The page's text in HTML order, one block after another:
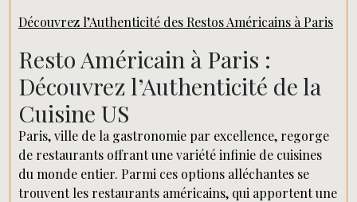
Découvrez l’Authenticité des Restos Américains à Paris
Resto Américain à Paris :
Découvrez l’Authenticité de la
Cuisine US
Paris, ville de la gastronomie par excellence, regorge
de restaurants offrant une variété infinie de cuisines
du monde entier. Parmi ces options alléchantes se
trouvent les restaurants américains, qui apportent une